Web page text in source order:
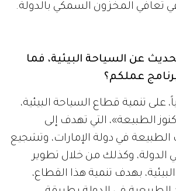
في تعافي المخزون السمكي بالدولة.
عن السياحة البيئية، فما
عملكم؟
على تنمية قطاع السياحة البيئية،
الطبيعة»، التي تهدف إلى
الطبيعة في دولة الإمارات، وتشجيع
الدولة، وكذلك من خلال تطوير
بهدف تنمية هذا القطاع،